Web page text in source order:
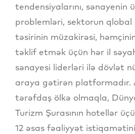
tendensiyalarını, sənayenin
problemləri, sektorun
təsirinin müzakirəsi,
təklif etmək üçün hər il
sənayesi liderləri ilə dövlət
araya gətirən platformadır.
tərəfdaş ölkə olmaqla,
Turizm Şurasının hotellər
12 əsas fəaliyyət